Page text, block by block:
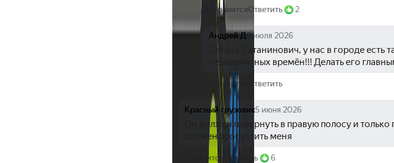
НравитсяОтветить 2
Андрей Д8 июля 2026
Сатана Сатанинович, у нас в городе
незапамятных времён!!! Делать его
Нравится Ответить
Красный грузовик5 июня 2026
Он должен повернуть в правую полосу и
должен пропустить меня
Нравится Ответить 6